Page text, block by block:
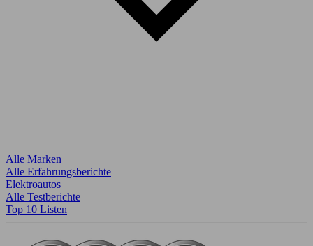
Alle Marken
Alle Erfahrungsberichte
Elektroautos
Alle Testberichte
Top 10 Listen